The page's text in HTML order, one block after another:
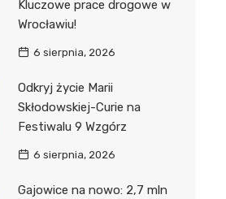
Kluczowe prace drogowe w
Wrocławiu!
6 sierpnia, 2026
Odkryj życie Marii
Skłodowskiej-Curie na
Festiwalu 9 Wzgórz
6 sierpnia, 2026
Gajowice na nowo: 2,7 mln